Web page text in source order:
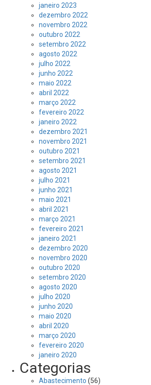
janeiro 2023
dezembro 2022
novembro 2022
outubro 2022
setembro 2022
agosto 2022
julho 2022
junho 2022
maio 2022
abril 2022
março 2022
fevereiro 2022
janeiro 2022
dezembro 2021
novembro 2021
outubro 2021
setembro 2021
agosto 2021
julho 2021
junho 2021
maio 2021
abril 2021
março 2021
fevereiro 2021
janeiro 2021
dezembro 2020
novembro 2020
outubro 2020
setembro 2020
agosto 2020
julho 2020
junho 2020
maio 2020
abril 2020
março 2020
fevereiro 2020
janeiro 2020
Categorias
Abastecimento (56)